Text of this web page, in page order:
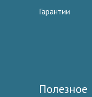
Гарантии
Полезное